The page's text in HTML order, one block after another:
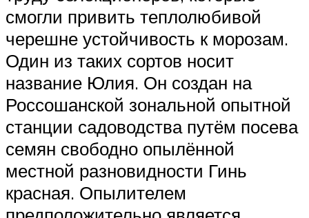
смогли привить теплолюбивой
черешне устойчивость к морозам.
Один из таких сортов носит
название Юлия. Он создан на
Россошанской зональной опытной
станции садоводства путём посева
семян свободно опылённой
местной разновидности Гинь
красная. Опылителем